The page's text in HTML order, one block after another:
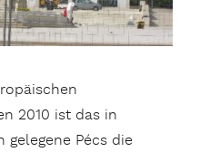
2010 ist das in
gelegene Pécs die